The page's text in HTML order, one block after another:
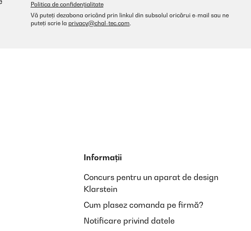
Politica de confidențialitate
Vă puteți dezabona oricând prin linkul din subsolul oricărui e-mail sau ne
puteți scrie la privacy@chal-tec.com.
Informații
Concurs pentru un aparat de design
Klarstein
Cum plasez comanda pe firmă?
Notificare privind datele